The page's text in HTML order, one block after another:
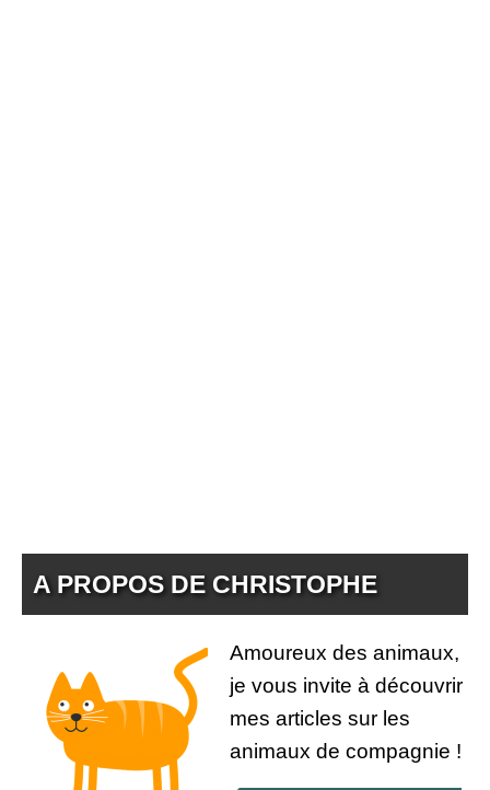
A PROPOS DE CHRISTOPHE
Amoureux des animaux,
je vous invite à découvrir
mes articles sur les
animaux de compagnie !